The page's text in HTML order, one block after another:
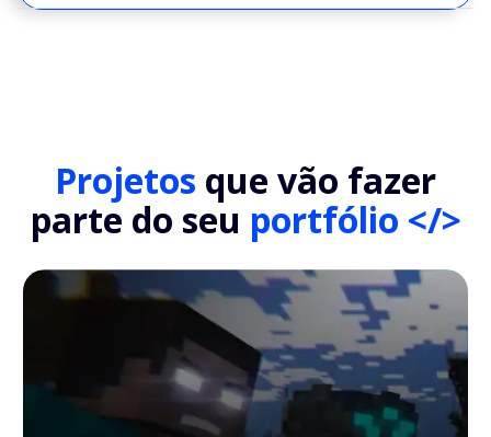
Projetos que vão fazer
parte do seu portfólio </>